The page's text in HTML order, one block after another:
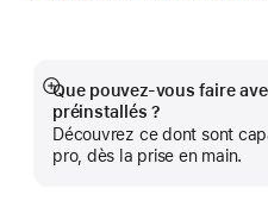
Que pouvez-vous faire
préinstallés ?
Découvrez ce dont sont
pro, dès la prise en main.
Afficher
plus